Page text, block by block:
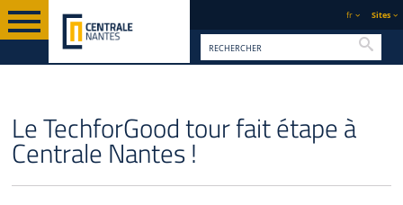
fr Sites
Le TechforGood tour fait étape à
Centrale Nantes !